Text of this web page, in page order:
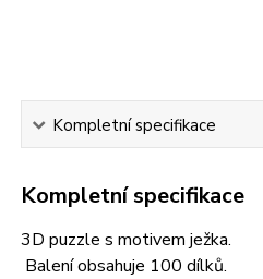
Kompletní specifikace
Kompletní specifikace
3D puzzle s motivem ježka.
Balení obsahuje 100 dílků.